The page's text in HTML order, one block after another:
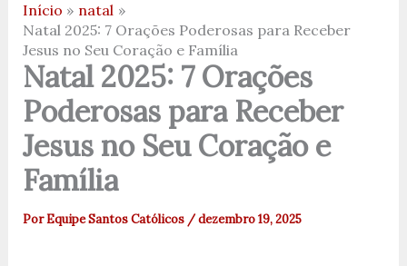
Início
natal
Natal 2025: 7 Orações Poderosas para Receber
Jesus no Seu Coração e Família
Natal 2025: 7 Orações
Poderosas para Receber
Jesus no Seu Coração e
Família
PorEquipe Santos Católicos /dezembro 19, 2025